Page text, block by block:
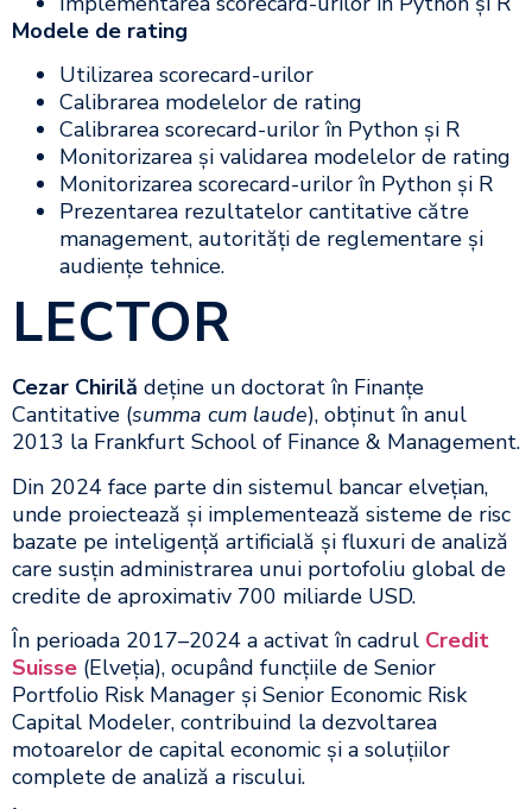
Modele de rating
Utilizarea scorecard-urilor
Calibrarea modelelor de rating
Calibrarea scorecard-urilor în Python și R
Monitorizarea și validarea modelelor de rating
Monitorizarea scorecard-urilor în Python și R
Prezentarea rezultatelor cantitative către
management, autorități de reglementare și
audiențe tehnice.
LECTOR
Cezar Chirilă deține un doctorat în Finanțe
Cantitative (summa cum laude), obținut în anul
2013 la Frankfurt School of Finance & Management.
Din 2024 face parte din sistemul bancar elvețian,
unde proiectează și implementează sisteme de risc
bazate pe inteligență artificială și fluxuri de analiză
care susțin administrarea unui portofoliu global de
credite de aproximativ 700 miliarde USD.
În perioada 2017–2024 a activat în cadrul Credit
Suisse (Elveția), ocupând funcțiile de Senior
Portfolio Risk Manager și Senior Economic Risk
Capital Modeler, contribuind la dezvoltarea
motoarelor de capital economic și a soluțiilor
complete de analiză a riscului.